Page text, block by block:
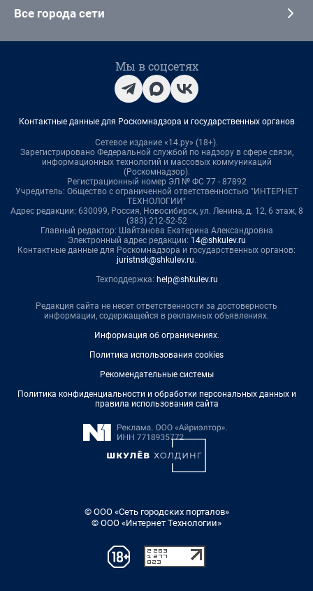
Все города сети
Мы в соцсетях
Контактные данные для Роскомнадзора и государственных органов
Сетевое издание «14.ру» (18+).
Зарегистрировано Федеральной службой по надзору в сфере связи,
информационных технологий и массовых коммуникаций
(Роскомнадзор).
Регистрационный номер ЭЛ № ФС 77 - 87892
Учредитель: Общество с ограниченной ответственностью "ИНТЕРНЕТ
ТЕХНОЛОГИИ"
Адрес редакции: 630099, Россия, Новосибирск, ул. Ленина, д. 12, 6 этаж, 8
(383) 212-52-52
Главный редактор: Шайтанова Екатерина Александровна
Электронный адрес редакции: 14@shkulev.ru
Контактные данные для Роскомнадзора и государственных органов:
juristnsk@shkulev.ru.
Техподдержка: help@shkulev.ru
Редакция сайта не несет ответственности за достоверность
информации, содержащейся в рекламных объявлениях.
Информация об ограничениях.
Политика использования cookies
Рекомендательные системы
Политика конфиденциальности и обработки персональных данных и
правила использования сайта
© ООО «Сеть городских порталов»
© ООО «Интернет Технологии»